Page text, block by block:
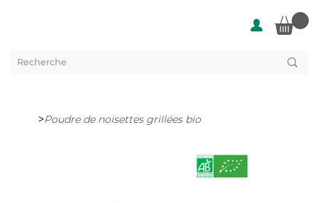
>Poudre de noisettes grillées bio